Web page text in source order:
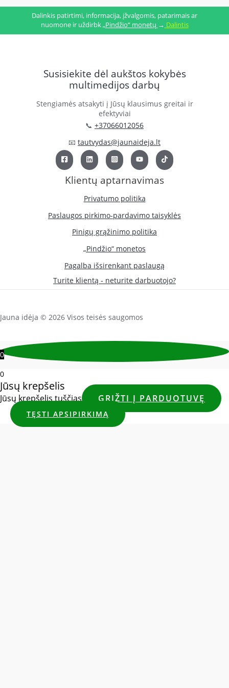
Dalinkis patirtimi, informacija, įžvalgomis, patarimais ar
nuomone ir uždirbk„Pindžio“ monetų → Dalintis
Susisiekite dėl aukštos kokybės
multimedijos darbų
Stengiamės atsakyti į Jūsų klausimus greitai ir
efektyviai
📞 +37066012056
📧 tautvydas@jaunaideja.lt
Klientų aptarnavimas
Privatumo politika
Paslaugos pirkimo-pardavimo taisyklės
Pinigų grąžinimo politika
„Pindžio“ monetos
Pagalba išsirenkant paslaugą
Turite klientą - neturite darbuotojo?
Jauna idėja © 2026 Visos teisės saugomos
0
0
Jūsų krepšelis
Jūsų krepšelis tuščias GRĮŽTI Į PARDUOTUVĘ
TĘSTI APSIPIRKIMĄ